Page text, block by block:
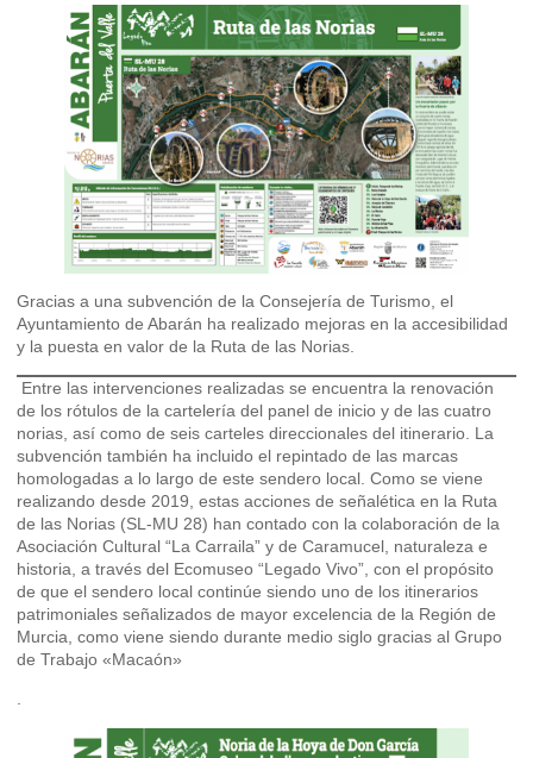
Gracias a una subvención de la Consejería de Turismo, el
Ayuntamiento de Abarán ha realizado mejoras en la accesibilidad
y la puesta en valor de la Ruta de las Norias.
Entre las intervenciones realizadas se encuentra la renovación
de los rótulos de la cartelería del panel de inicio y de las cuatro
norias, así como de seis carteles direccionales del itinerario. La
subvención también ha incluido el repintado de las marcas
homologadas a lo largo de este sendero local. Como se viene
realizando desde 2019, estas acciones de señalética en la Ruta
de las Norias (SL-MU 28) han contado con la colaboración de la
Asociación Cultural “La Carraila” y de Caramucel, naturaleza e
historia, a través del Ecomuseo “Legado Vivo”, con el propósito
de que el sendero local continúe siendo uno de los itinerarios
patrimoniales señalizados de mayor excelencia de la Región de
Murcia, como viene siendo durante medio siglo gracias al Grupo
de Trabajo «Macaón»
.